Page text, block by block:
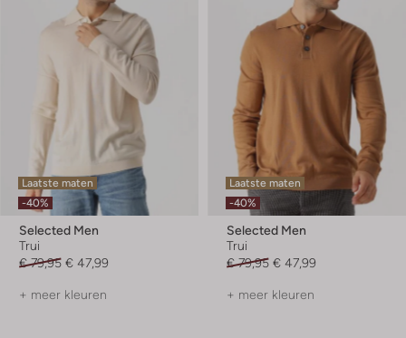
Laatste maten
-40%
Selected Men
Trui
€ 79,95 € 47,99
+ meer kleuren
Laatste maten
-40%
Selected Men
Trui
€ 79,95 € 47,99
+ meer kleuren